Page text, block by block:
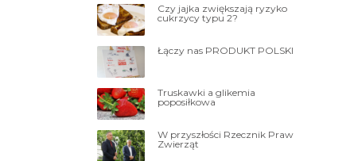
Czy jajka zwiększają ryzyko
cukrzycy typu 2?
Łączy nas PRODUKT POLSKI
Truskawki a glikemia
poposiłkowa
W przyszłości Rzecznik Praw
Zwierząt